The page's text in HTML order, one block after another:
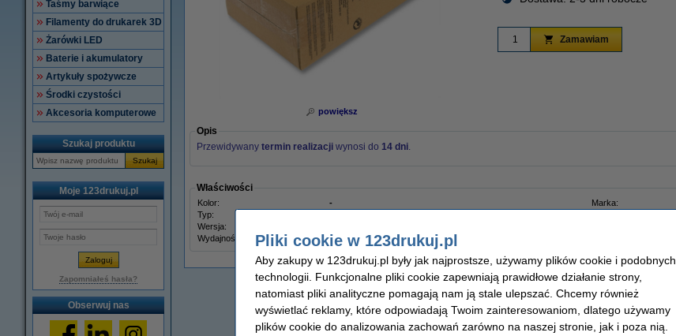
Taśmy barwiące
Filamenty do drukarek 3D
Żarówki LED
Baterie i akumulatory
Artykuły spożywcze
Środki czystości
Akcesoria komputerowe
Szukaj produktu
Szukaj
Moje 123drukuj.pl
Zapomniałeś hasła?
Obserwuj nas
powiększ
Zamawiam
Opis
Przewidywany termin realizacji wynosi do 14 dni.
Właściwości
Kolor: - Marka:
Typ:
Wersja:
Wydajność:
-
Pliki cookie w 123drukuj.pl
Aby zakupy w 123drukuj.pl były jak najprostsze, używamy plików cookie i podobnych
technologii. Funkcjonalne pliki cookie zapewniają prawidłowe działanie strony,
natomiast pliki analityczne pomagają nam ją stale ulepszać. Chcemy również
wyświetlać reklamy, które odpowiadają Twoim zainteresowaniom, dlatego używamy
plików cookie do analizowania zachowań zarówno na naszej stronie, jak i poza nią.